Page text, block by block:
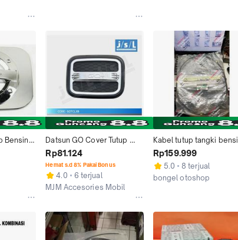
Bensin
Datsun GO Cover Tutup
Bensin JSL/Tank Cover
Luxury Black
Rp81.124
Hemat s.d 8% Pakai Bonus
4.0
6 terjual
MJM Accesories Mobil
Kabel tutup tangki
datsun go
Rp159.999
5.0
8 terjual
bongel otoshop